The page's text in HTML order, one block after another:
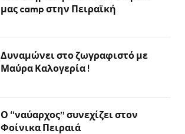
μας camp στην Πειραϊκή
Δυναμώνει στο ζωγραφιστό με
Μαύρα Καλογερία !
Ο “ναύαρχος” συνεχίζει στον
Φοίνικα Πειραιά